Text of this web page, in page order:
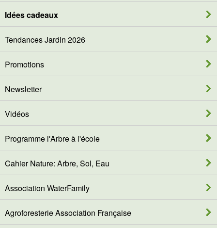
Idées cadeaux
Tendances Jardin 2026
Promotions
Newsletter
Vidéos
Programme l'Arbre à l'école
Cahier Nature: Arbre, Sol, Eau
Association WaterFamily
Agroforesterie Association Française